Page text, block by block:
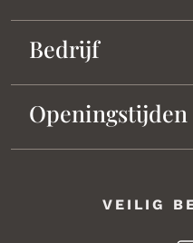
Bedrijf
Openingstijden
VEILIG